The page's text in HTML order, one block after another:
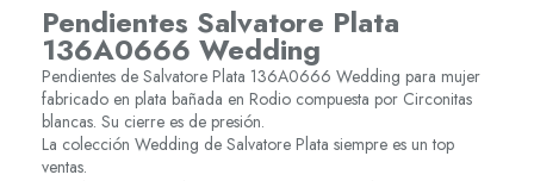
Pendientes Salvatore Plata
136A0666 Wedding
Pendientes de Salvatore Plata 136A0666 Wedding para mujer
fabricado en plata bañada en Rodio compuesta por Circonitas
blancas. Su cierre es de presión.
La colección Wedding de Salvatore Plata siempre es un top
ventas.